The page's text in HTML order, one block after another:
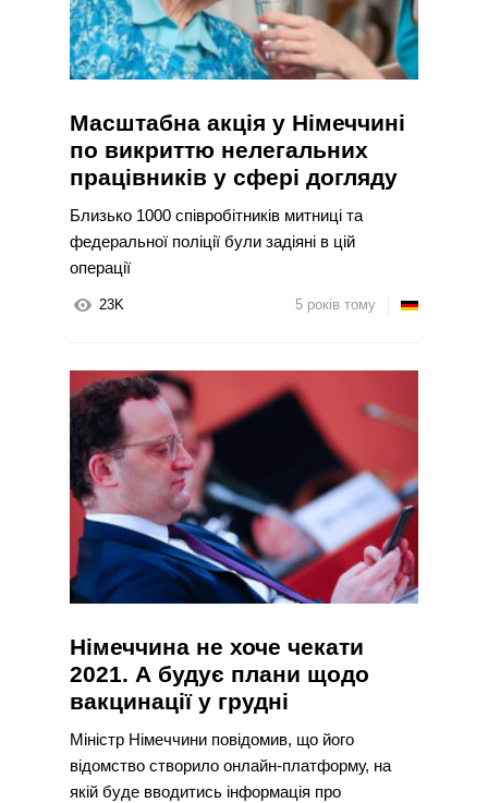
Масштабна акція у Німеччині
по викриттю нелегальних
працівників у сфері догляду
Близько 1000 співробітників митниці та
федеральної поліції були задіяні в цій
операції
23K 5 років тому
Німеччина не хоче чекати
2021. А будує плани щодо
вакцинації у грудні
Міністр Німеччини повідомив, що його
відомство створило онлайн-платформу, на
якій буде вводитись інформація про